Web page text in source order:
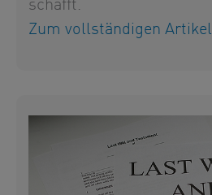
schafft.
Zum vollständigen Artikel